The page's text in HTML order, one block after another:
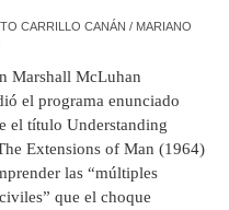
CARRILLO CANÁN / MARIANO
Marshall McLuhan
el programa enunciado
el título Understanding
Extensions of Man (1964)
las “múltiples
que el choque